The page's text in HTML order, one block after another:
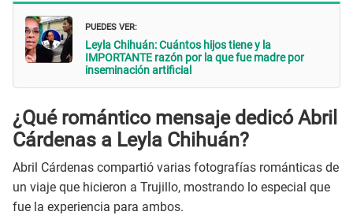
PUEDES VER:
Leyla Chihuán: Cuántos hijos tiene y la
IMPORTANTE razón por la que fue madre por
inseminación artificial
¿Qué romántico mensaje dedicó Abril
Cárdenas a Leyla Chihuán?
Abril Cárdenas compartió varias fotografías románticas de
un viaje que hicieron a Trujillo, mostrando lo especial que
fue la experiencia para ambos.